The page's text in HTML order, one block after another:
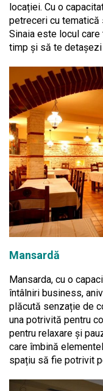
locației. Cu o
petreceri cu tematică
Sinaia este locul
timp și să te detașezi
Mansardă
Mansarda, cu o
întâlniri business,
plăcută senzație de
una potrivită pentru
pentru relaxare și
care îmbină
spațiu să fie potrivit